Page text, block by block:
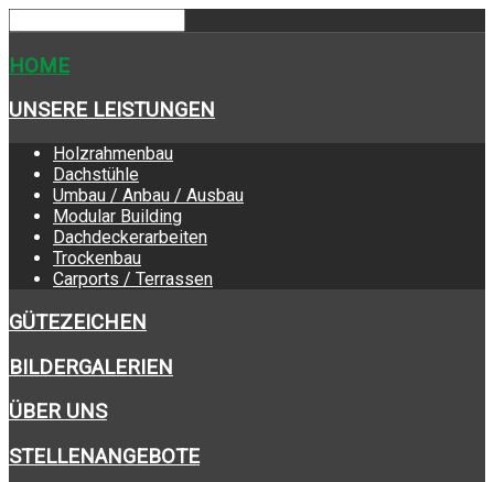
HOME
UNSERE LEISTUNGEN
Holzrahmenbau
Dachstühle
Umbau / Anbau / Ausbau
Modular Building
Dachdeckerarbeiten
Trockenbau
Carports / Terrassen
GÜTEZEICHEN
BILDERGALERIEN
ÜBER UNS
STELLENANGEBOTE